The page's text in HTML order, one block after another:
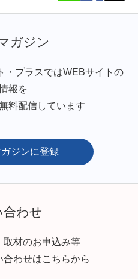
ガジン
・プラスではWEBサイトの
報を
料配信しています
ガジンに登録
合わせ
取材のお申込み等
わせはこちらから